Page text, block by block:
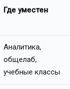
Где уместен
Аналитика,
общелаб,
учебные классы